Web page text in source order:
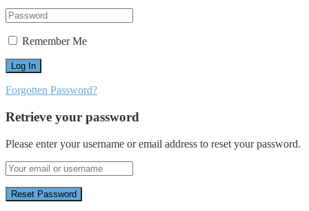
Remember Me
Forgotten Password?
Retrieve your password
Please enter your username or email address to reset your password.